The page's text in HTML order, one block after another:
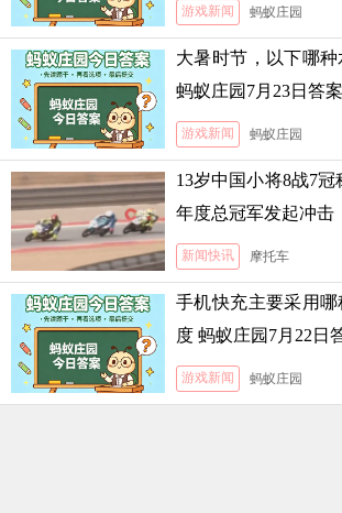
游戏新闻 蚂蚁庄园
大暑时节，以下哪
蚂蚁庄园7月23日答案
游戏新闻 蚂蚁庄园
13岁中国小将8战7
年度总冠军发起冲击
新闻快讯 摩托车
手机快充主要采用
度 蚂蚁庄园7月22日
游戏新闻 蚂蚁庄园